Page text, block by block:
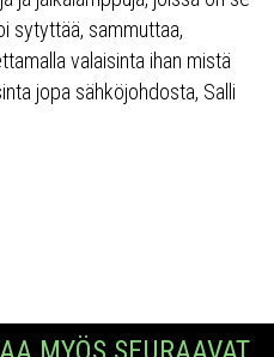
sytyttää, sammuttaa,
valaisinta ihan mistä
jopa sähköjohdosta, Salli